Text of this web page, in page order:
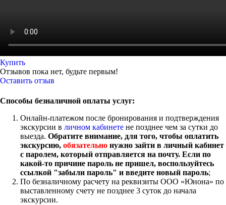
Купить
Отзывов пока нет, будьте первым!
Оставить отзыв
Способы безналичной оплаты услуг:
Онлайн-платежом после бронирования и подтверждения
экскурсии в личном кабинете не позднее чем за сутки до
выезда. Обратите внимание, для того, чтобы оплатить
экскурсию, обязательно нужно зайти в личный кабинет
с паролем, который отправляется на почту. Если по
какой-то причине пароль не пришел, воспользуйтесь
ссылкой "забыли пароль" и введите новый пароль;
По безналичному расчету на реквизиты ООО «Юнона» по
выставленному счету не позднее 3 суток до начала
экскурсии.